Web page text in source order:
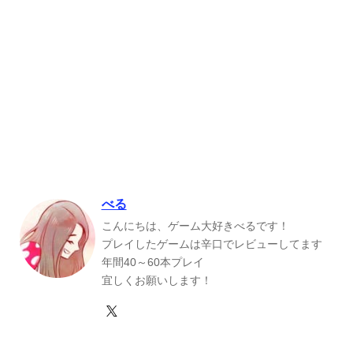
べる
こんにちは、ゲーム大好きべるです！
プレイしたゲームは辛口でレビューしてます
年間40～60本プレイ
宜しくお願いします！